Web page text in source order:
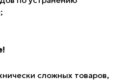
сложных товаров,